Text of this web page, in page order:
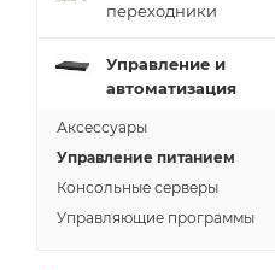
переходники
Управление и
автоматизация
Аксессуары
Управление питанием
Консольные серверы
Управляющие программы